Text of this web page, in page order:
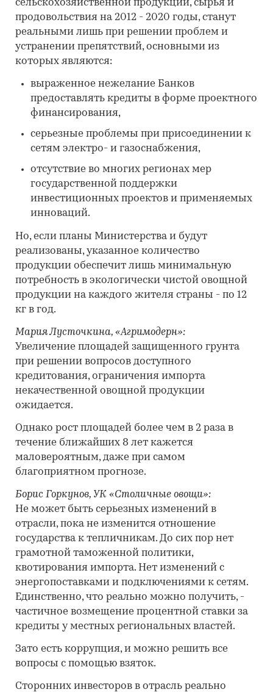
сельскохозяйственной продукции, сырья и
продовольствия на 2012 - 2020 годы, станут
реальными лишь при решении проблем и
устранении препятствий, основными из
которых являются:
выраженное нежелание Банков
предоставлять кредиты в форме проектного
финансирования,
серьезные проблемы при присоединении к
сетям электро- и газоснабжения,
отсутствие во многих регионах мер
государственной поддержки
инвестиционных проектов и применяемых
инноваций.
Но, если планы Министерства и будут
реализованы, указанное количество
продукции обеспечит лишь минимальную
потребность в экологически чистой овощной
продукции на каждого жителя страны - по 12
кг в год.
Мария Лусточкина, «Агримодерн»:
Увеличение площадей защищенного грунта
при решении вопросов доступного
кредитования, ограничения импорта
некачественной овощной продукции
ожидается.
Однако рост площадей более чем в 2 раза в
течение ближайших 8 лет кажется
маловероятным, даже при самом
благоприятном прогнозе.
Борис Горкунов, УК «Столичные овощи»:
Не может быть серьезных изменений в
отрасли, пока не изменится отношение
государства к тепличникам. До сих пор нет
грамотной таможенной политики,
квотирования импорта. Нет изменений с
энергопоставками и подключениями к сетям.
Единственно, что реально можно получить, -
частичное возмещение процентной ставки за
кредиты у местных региональных властей.
Зато есть коррупция, и можно решить все
вопросы с помощью взяток.
Сторонних инвесторов в отрасль реально